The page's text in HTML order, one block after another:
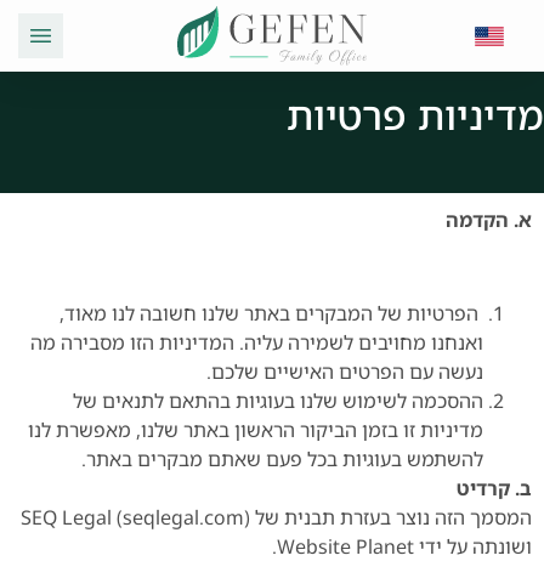
מדיניות פרטיות
א. הקדמה
הפרטיות של המבקרים באתר שלנו חשובה לנו מאוד,
ואנחנו מחויבים לשמירה עליה. המדיניות הזו מסבירה מה
נעשה עם הפרטים האישיים שלכם.
ההסכמה לשימוש שלנו בעוגיות בהתאם לתנאים של
מדיניות זו בזמן הביקור הראשון באתר שלנו, מאפשרת לנו
להשתמש בעוגיות בכל פעם שאתם מבקרים באתר.
ב. קרדיט
המסמך הזה נוצר בעזרת תבנית של SEQ Legal (seqlegal.com)
ושונתה על ידי Website Planet.